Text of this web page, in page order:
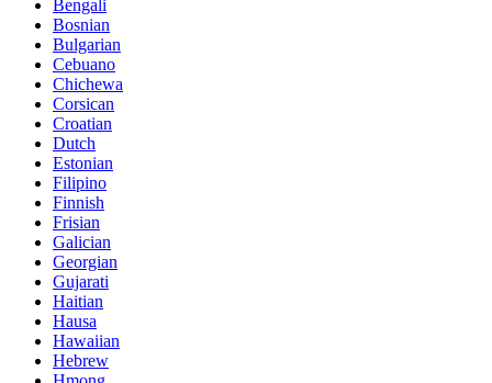
Bengali
Bosnian
Bulgarian
Cebuano
Chichewa
Corsican
Croatian
Dutch
Estonian
Filipino
Finnish
Frisian
Galician
Georgian
Gujarati
Haitian
Hausa
Hawaiian
Hebrew